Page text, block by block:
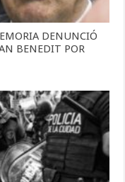
DENUNCIÓ
BENEDIT POR